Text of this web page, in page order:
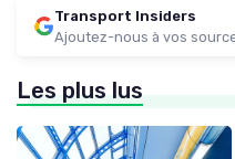
Transport Insiders
Ajoutez-nous à vos
Les plus lus